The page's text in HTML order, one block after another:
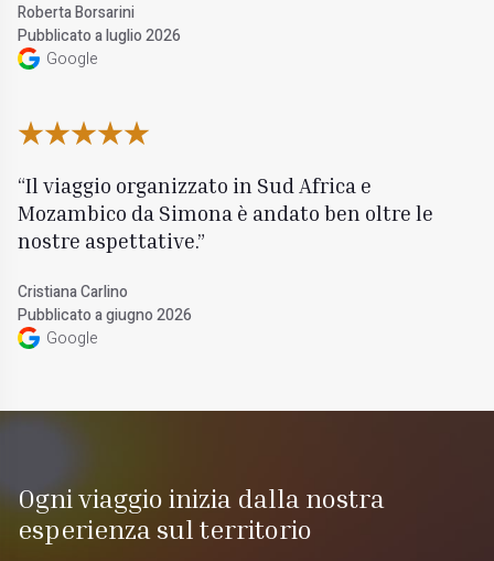
Roberta Borsarini
Pubblicato a luglio 2026
Google
Il viaggio organizzato in Sud Africa e
Mozambico da Simona è andato ben oltre le
nostre aspettative.
Cristiana Carlino
Pubblicato a giugno 2026
Google
Ogni viaggio inizia dalla nostra
esperienza sul territorio